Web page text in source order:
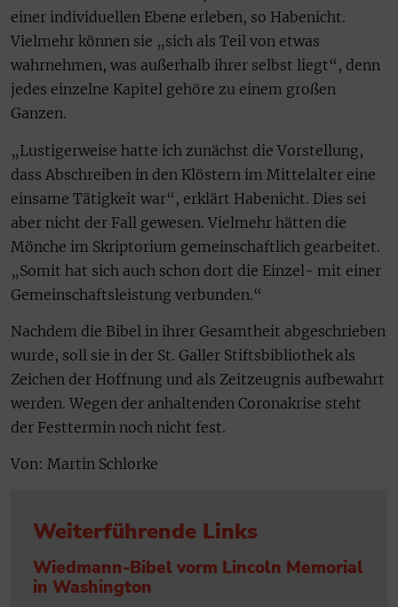
einer individuellen Ebene erleben, so Habenicht.
Vielmehr können sie „sich als Teil von etwas
wahrnehmen, was außerhalb ihrer selbst liegt“, denn
jedes einzelne Kapitel gehöre zu einem großen
Ganzen.
„Lustigerweise hatte ich zunächst die Vorstellung,
dass Abschreiben in den Klöstern im Mittelalter eine
einsame Tätigkeit war“, erklärt Habenicht. Dies sei
aber nicht der Fall gewesen. Vielmehr hätten die
Mönche im Skriptorium gemeinschaftlich gearbeitet.
„Somit hat sich auch schon dort die Einzel- mit einer
Gemeinschaftsleistung verbunden.“
Nachdem die Bibel in ihrer Gesamtheit abgeschrieben
wurde, soll sie in der St. Galler Stiftsbibliothek als
Zeichen der Hoffnung und als Zeitzeugnis aufbewahrt
werden. Wegen der anhaltenden Coronakrise steht
der Festtermin noch nicht fest.
Von: Martin Schlorke
Weiterführende Links
Wiedmann-Bibel vorm Lincoln Memorial
in Washington